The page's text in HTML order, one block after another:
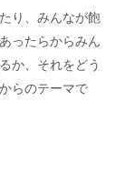
り、みんなが飽
ったらからみん
か、それをどう
らのテーマで